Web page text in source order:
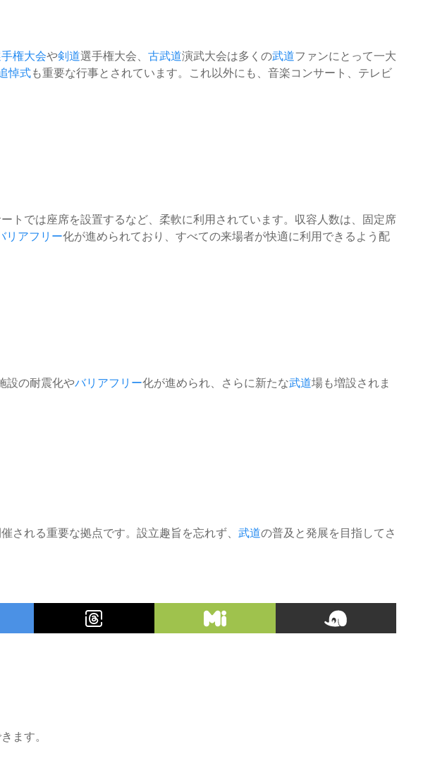
権大会や剣道選手権大会、 古武道演武大会は多くの武道ファンにとって一大
悼式も重要な行事とされています。これ以外にも、音楽コンサート、テレビ
トでは座席を設置するなど、柔軟に利用されています。収容人数は、固定席
リアフリー化が進められており、すべての来場者が快適に利用できるよう配
設の耐震化やバリアフリー化が進められ、さらに新たな武道場も増設されま
される重要な拠点です。設立趣旨を忘れず、 武道の普及と発展を目指してさ
ます。